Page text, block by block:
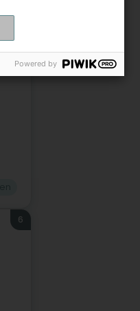
6
Powered by